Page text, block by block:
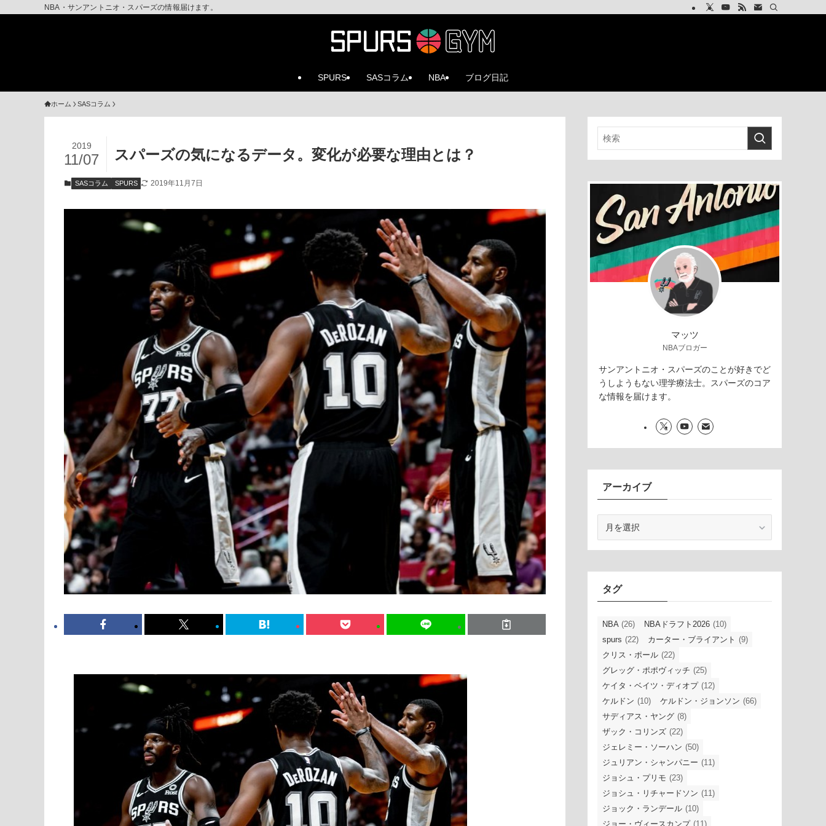
NBA・サンアントニオ・スパーズの情報届けます。
SPURS SASコラム NBA ブログ日記
ホーム SASコラム
スパーズの気になるデータ。変化が必要な理由とは？
2019
11/07
SASコラム SPURS 2019年11月7日
マッツ
NBAブロガー
サンアントニオ・スパーズのことが好きでど
うしようもない理学療法士。スパーズのコア
な情報を届けます。
アーカイブ
ブ
タグ
NBA (26) NBAドラフト2026 (10)
spurs (22) カーター・ブライアント (9)
クリス・ポール (22)
グレッグ・ポポヴィッチ (25)
ケイタ・ベイツ・ディオプ (12)
ケルドン (10) ケルドン・ジョンソン (66)
サディアス・ヤング (8)
ザック・コリンズ (22)
ジェレミー・ソーハン (50)
ジュリアン・シャンパニー (11)
ジョシュ・プリモ (23)
ジョシュ・リチャードソン (11)
ジョック・ランデール (10)
ジョー・ヴィースカンプ (11)